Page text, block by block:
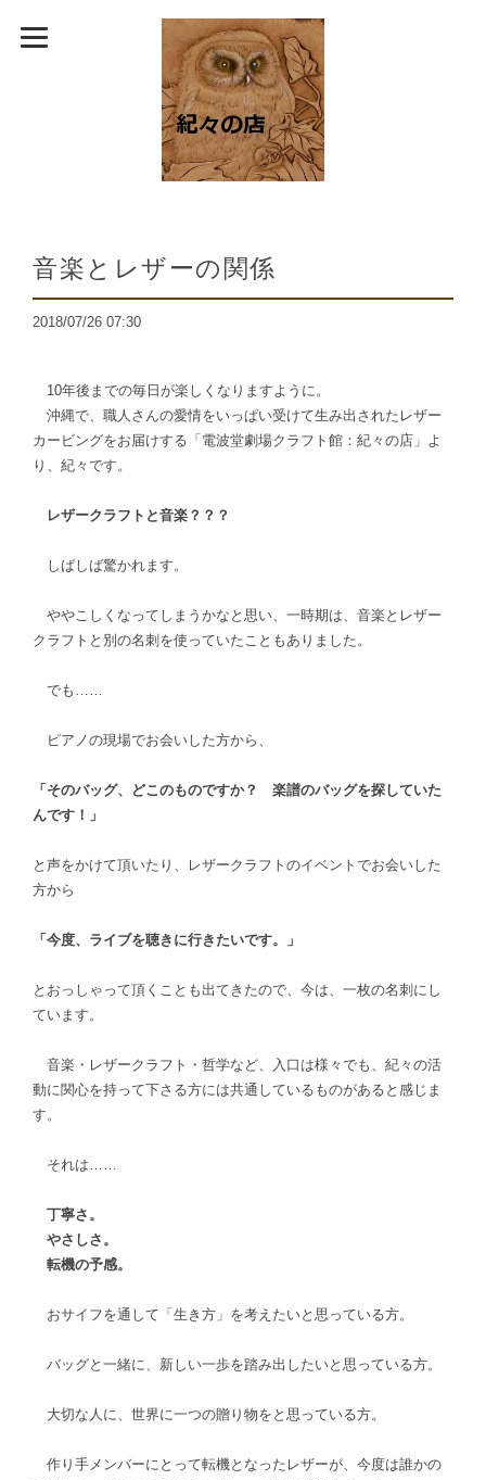
音楽とレザーの関係
2018/07/26 07:30
10年後までの毎日が楽しくなりますように。
沖縄で、職人さんの愛情をいっぱい受けて生み出されたレザー
カービングをお届けする「電波堂劇場クラフト館：紀々の店」よ
り、紀々です。
レザークラフトと音楽？？？
しばしば驚かれます。
ややこしくなってしまうかなと思い、一時期は、音楽とレザー
クラフトと別の名刺を使っていたこともありました。
でも……
ピアノの現場でお会いした方から、
「そのバッグ、どこのものですか？ 楽譜のバッグを探していた
んです！」
と声をかけて頂いたり、レザークラフトのイベントでお会いした
方から
「今度、ライブを聴きに行きたいです。」
とおっしゃって頂くことも出てきたので、今は、一枚の名刺にし
ています。
音楽・レザークラフト・哲学など、入口は様々でも、紀々の活
動に関心を持って下さる方には共通しているものがあると感じま
す。
それは……
丁寧さ。
やさしさ。
転機の予感。
おサイフを通して「生き方」を考えたいと思っている方。
バッグと一緒に、新しい一歩を踏み出したいと思っている方。
大切な人に、世界に一つの贈り物をと思っている方。
作り手メンバーにとって転機となったレザーが、今度は誰かの